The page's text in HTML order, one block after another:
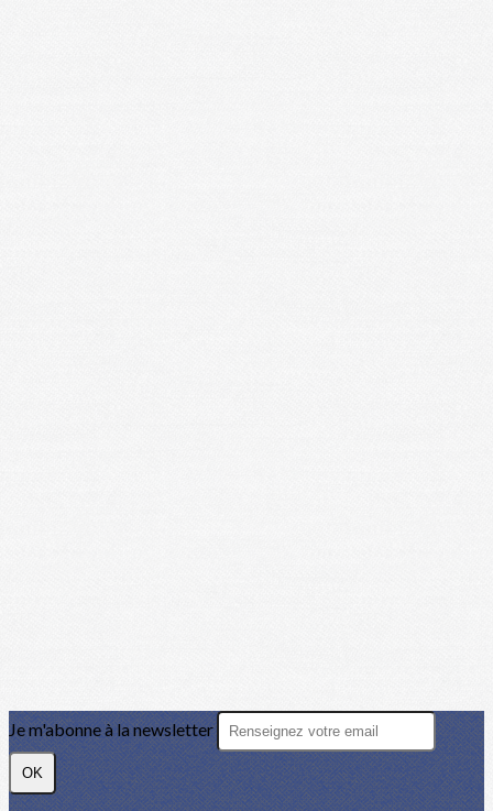
Je m'abonne à la newsletter
OK